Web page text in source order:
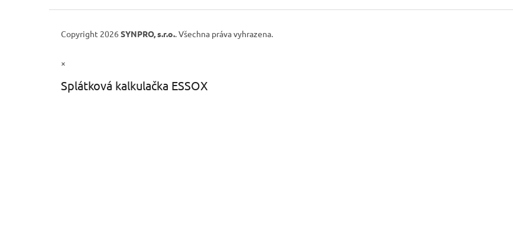
Copyright 2026 SYNPRO, s.r.o.. Všechna práva vyhrazena.
×
Splátková kalkulačka ESSOX